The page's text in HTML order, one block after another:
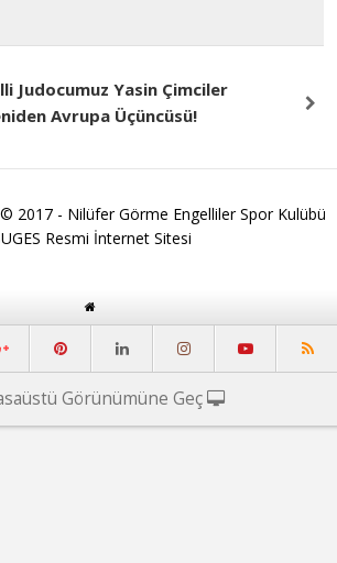
Judocumuz Yasin Çimciler
Avrupa Üçüncüsü!
© 2017 - Nilüfer Görme Engelliler Spor Kulübü
Resmi İnternet Sitesi
Görünümüne Geç